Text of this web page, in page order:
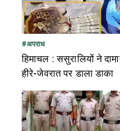
#अपराध
हिमाचल : ससुरालियों ने
हीरे-जेवरात पर डाला डाका